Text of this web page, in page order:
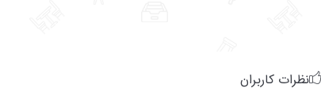
نظرات کاربران